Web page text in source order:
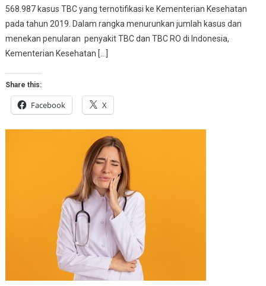
568.987 kasus TBC yang ternotifikasi ke Kementerian Kesehatan
pada tahun 2019. Dalam rangka menurunkan jumlah kasus dan
menekan penularan penyakit TBC dan TBC RO di Indonesia,
Kementerian Kesehatan […]
Share this:
Facebook X